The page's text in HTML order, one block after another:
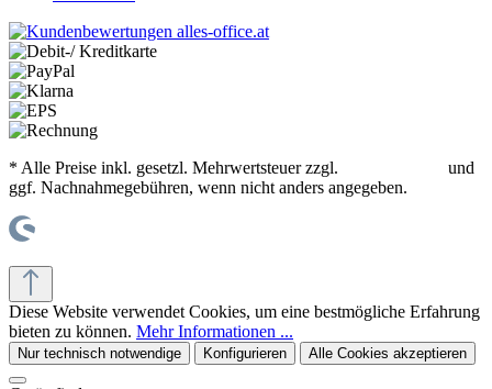
* Alle Preise inkl. gesetzl. Mehrwertsteuer zzgl.
und
ggf. Nachnahmegebühren, wenn nicht anders angegeben.
Diese Website verwendet Cookies, um eine bestmögliche Erfahrung
bieten zu können. Mehr Informationen ...
Nur technisch notwendige Konfigurieren Alle Cookies akzeptieren